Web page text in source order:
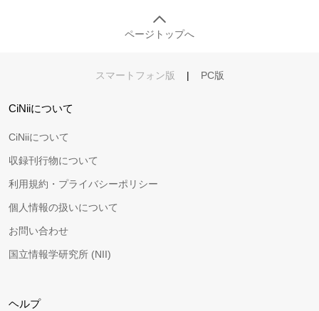
ページトップへ
スマートフォン版 | PC版
CiNiiについて
CiNiiについて
収録刊行物について
利用規約・プライバシーポリシー
個人情報の扱いについて
お問い合わせ
国立情報学研究所 (NII)
ヘルプ